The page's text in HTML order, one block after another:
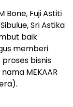
Bone, Fuji Astiti
Sri Astika
baik
memberi
bisnis
MEKAAR